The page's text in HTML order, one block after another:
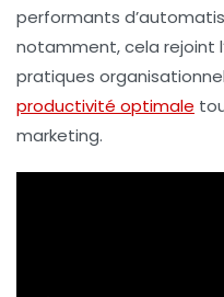
performants
notamment, cela rejoint
pratiques
productivité optimale
marketing.